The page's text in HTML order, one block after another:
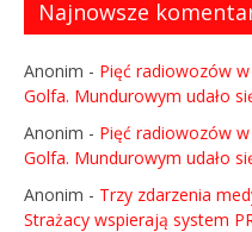
Najnowsze
Anonim - Pięć radiowozów
Golfa. Mundurowym udało
Anonim - Pięć radiowozów
Golfa. Mundurowym udało
Anonim - Trzy zdarzenia
Strażacy wspierają system